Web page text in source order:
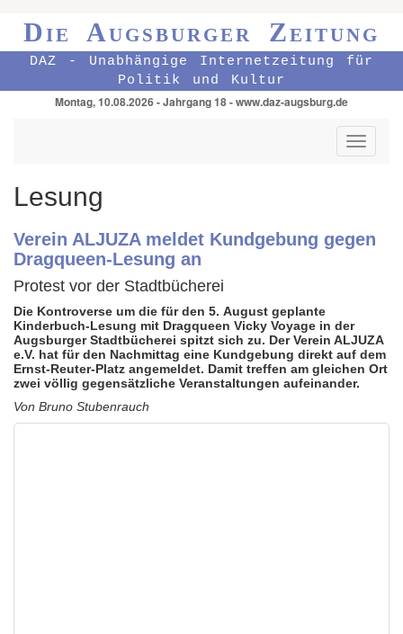
Die Augsburger Zeitung
DAZ - Unabhängige Internetzeitung für
Politik und Kultur
Montag, 10.08.2026 - Jahrgang 18 - www.daz-augsburg.de
Toggle
Lesung
Verein ALJUZA meldet Kundgebung gegen
Dragqueen-Lesung an
Protest vor der Stadtbücherei
Die Kontroverse um die für den 5. August geplante
Kinderbuch-Lesung mit Dragqueen Vicky Voyage in der
Augs­burger Stadt­bücherei spitzt sich zu. Der Verein ALJUZA
e.V. hat für den Nach­mittag eine Kund­gebung direkt auf dem
Ernst-Reuter-Platz angemeldet. Damit treffen am gleichen Ort
zwei völlig gegen­sätz­liche Ver­an­stal­tungen aufeinander.
Von Bruno Stubenrauch